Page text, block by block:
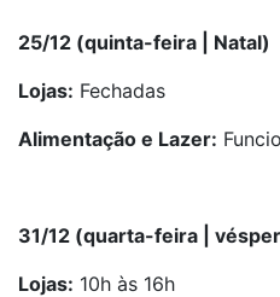
25/12 (quinta-feira | Natal)
Lojas: Fechadas
Alimentação e Lazer:
31/12 (quarta-feira |
Lojas: 10h às 16h